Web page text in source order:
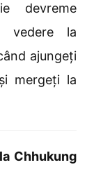
devreme
vedere la
ajungeți
mergeți la
Chhukung